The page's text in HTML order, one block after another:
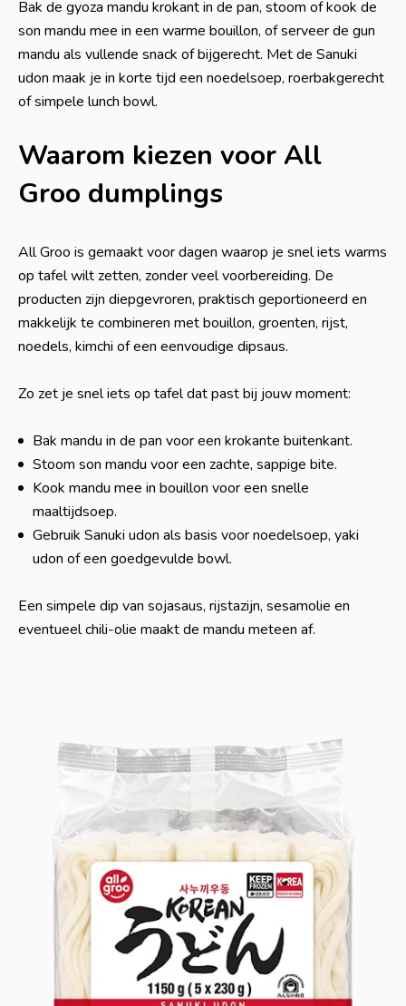
Bak de gyoza mandu krokant in de pan, stoom of kook de
son mandu mee in een warme bouillon, of serveer de gun
mandu als vullende snack of bijgerecht. Met de Sanuki
udon maak je in korte tijd een noedelsoep, roerbakgerecht
of simpele lunch bowl.
Waarom kiezen voor All
Groo dumplings
All Groo is gemaakt voor dagen waarop je snel iets warms
op tafel wilt zetten, zonder veel voorbereiding. De
producten zijn diepgevroren, praktisch geportioneerd en
makkelijk te combineren met bouillon, groenten, rijst,
noedels, kimchi of een eenvoudige dipsaus.
Zo zet je snel iets op tafel dat past bij jouw moment:
Bak mandu in de pan voor een krokante buitenkant.
Stoom son mandu voor een zachte, sappige bite.
Kook mandu mee in bouillon voor een snelle
maaltijdsoep.
Gebruik Sanuki udon als basis voor noedelsoep, yaki
udon of een goedgevulde bowl.
Een simpele dip van sojasaus, rijstazijn, sesamolie en
eventueel chili-olie maakt de mandu meteen af.